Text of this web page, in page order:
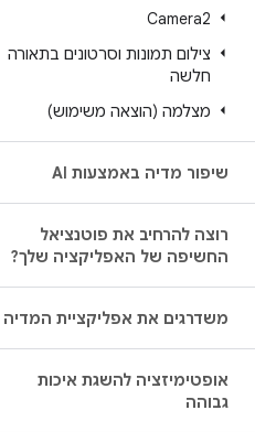
Camera2
צילום תמונות וסרטונים בתאורה
חלשה
מצלמה (הוצאה משימוש)
שיפור מדיה באמצעות AI
רוצה להרחיב את פוטנציאל
החשיפה של האפליקציה שלך?
משדרגים את אפליקציית המדיה
אופטימיזציה להשגת איכות
גבוהה